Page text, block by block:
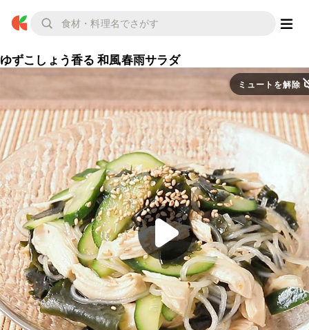
ゆずこしょう香る 和風春雨サラダ
ミュートを解除